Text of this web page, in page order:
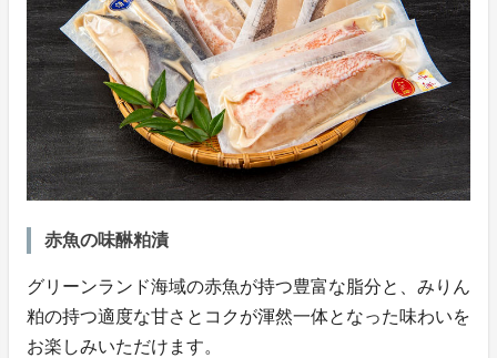
赤魚の味醂粕漬
グリーンランド海域の赤魚が持つ豊富な脂分と、みりん
粕の持つ適度な甘さとコクが渾然一体となった味わいを
お楽しみいただけます。